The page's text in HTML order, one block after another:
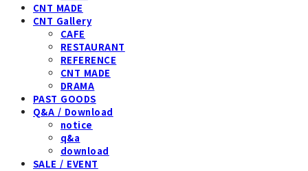
CNT MADE
CNT Gallery
CAFE
RESTAURANT
REFERENCE
CNT MADE
DRAMA
PAST GOODS
Q&A / Download
notice
q&a
download
SALE / EVENT